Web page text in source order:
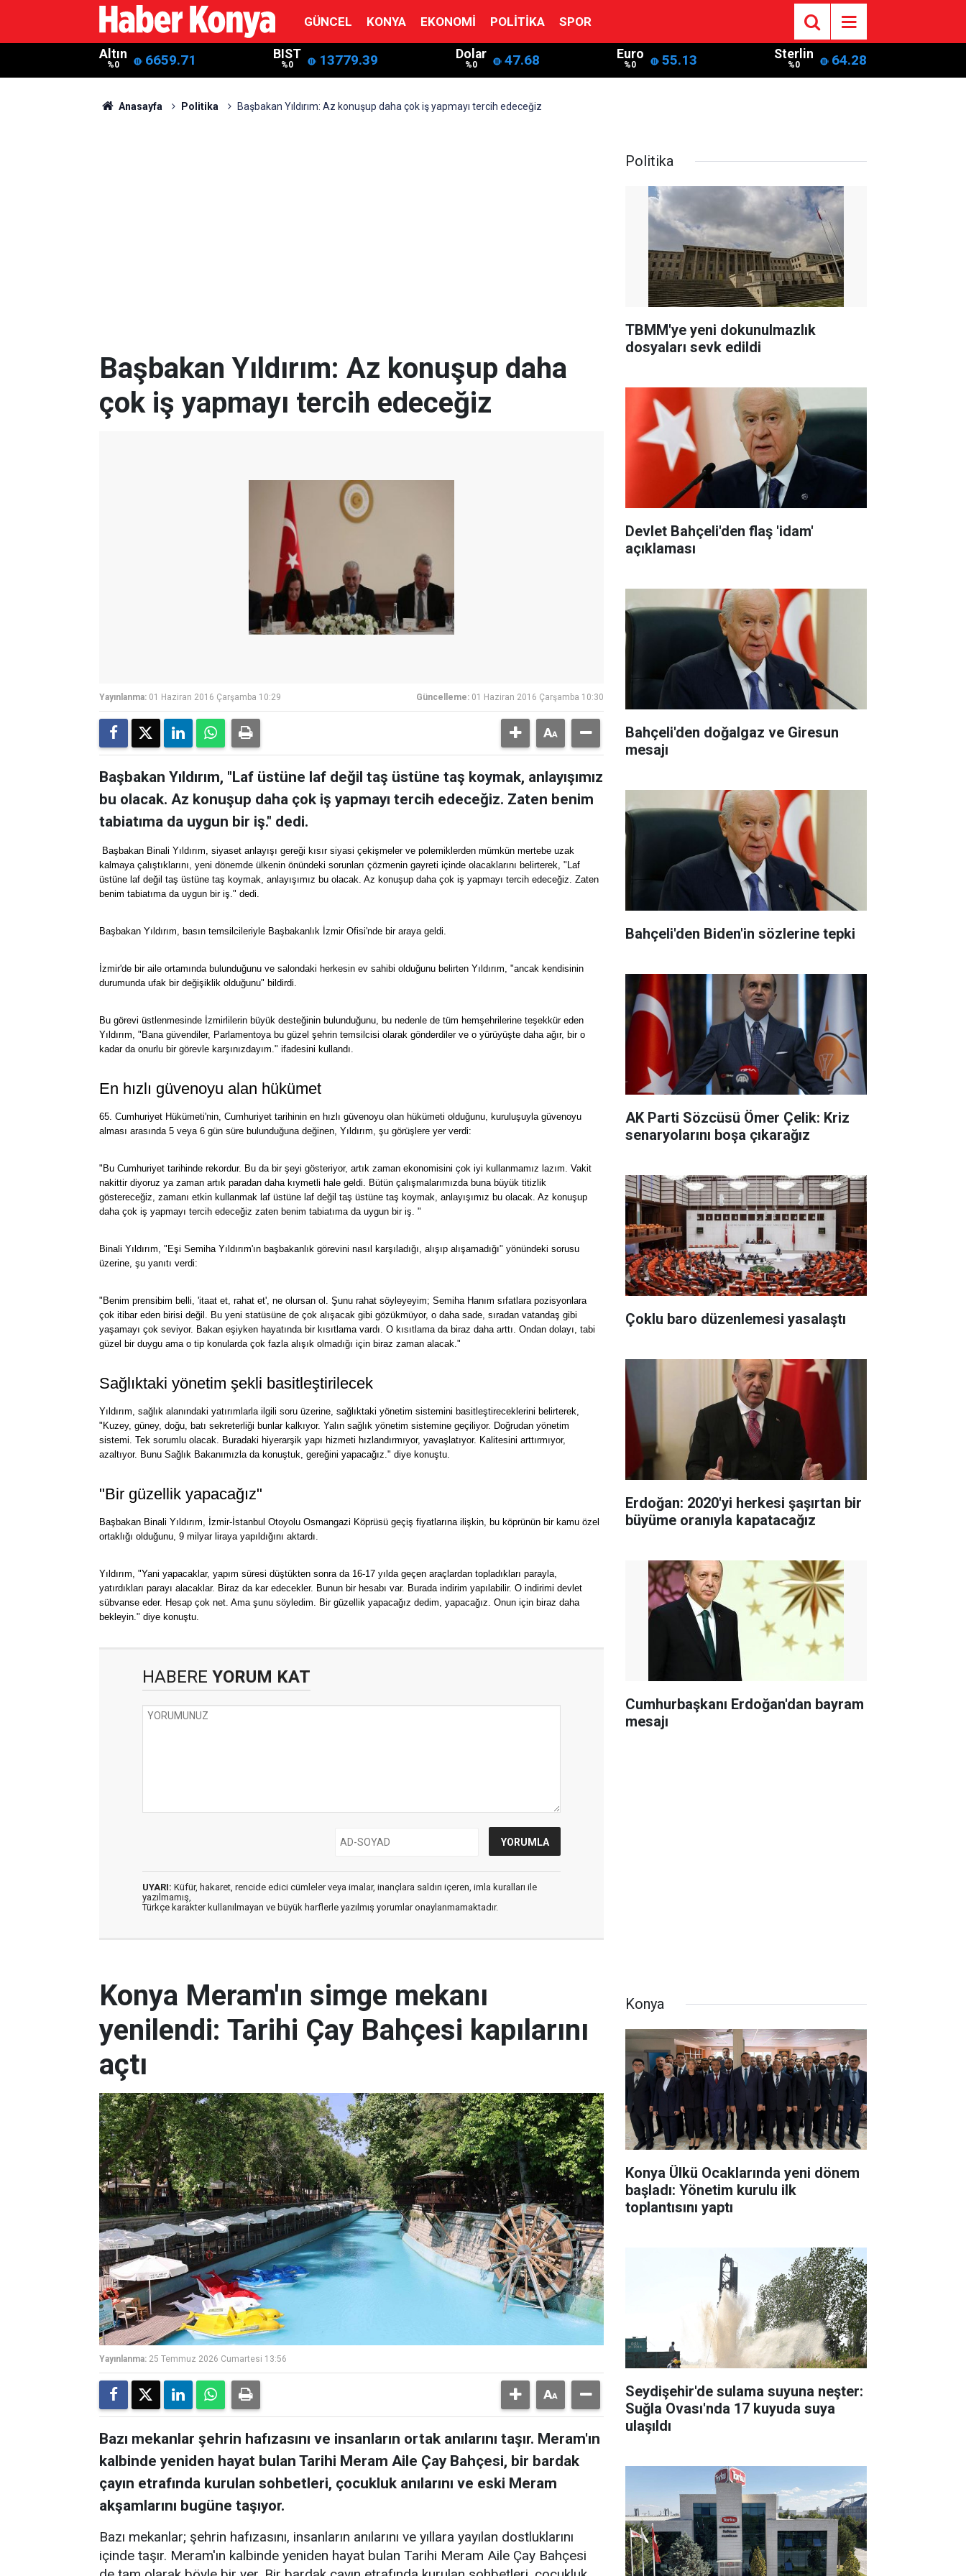
GÜNCEL KONYA EKONOMI POLITIKA SPOR
Altın
%0 6659.71 BIST
%0 13779.39 Dolar
%0 47.68 Euro
%0 55.13 Sterlin
%0 64.28
Anasayfa Politika Başbakan Yıldırım: Az konuşup daha çok iş yapmayı tercih edeceğiz
Başbakan Yıldırım: Az konuşup daha
çok iş yapmayı tercih edeceğiz
Yayınlanma: 01 Haziran 2016 Çarşamba 10:29 Güncelleme: 01 Haziran 2016 Çarşamba 10:30
Başbakan Yıldırım, "Laf üstüne laf değil taş üstüne taş koymak, anlayışımız
bu olacak. Az konuşup daha çok iş yapmayı tercih edeceğiz. Zaten benim
tabiatıma da uygun bir iş." dedi.
Başbakan Binali Yıldırım, siyaset anlayışı gereği kısır siyasi çekişmeler ve polemiklerden mümkün mertebe uzak
kalmaya çalıştıklarını, yeni dönemde ülkenin önündeki sorunları çözmenin gayreti içinde olacaklarını belirterek, "Laf
üstüne laf değil taş üstüne taş koymak, anlayışımız bu olacak. Az konuşup daha çok iş yapmayı tercih edeceğiz. Zaten
benim tabiatıma da uygun bir iş." dedi.
Başbakan Yıldırım, basın temsilcileriyle Başbakanlık İzmir Ofisi'nde bir araya geldi.
İzmir'de bir aile ortamında bulunduğunu ve salondaki herkesin ev sahibi olduğunu belirten Yıldırım, "ancak kendisinin
durumunda ufak bir değişiklik olduğunu" bildirdi.
Bu görevi üstlenmesinde İzmirlilerin büyük desteğinin bulunduğunu, bu nedenle de tüm hemşehrilerine teşekkür eden
Yıldırım, "Bana güvendiler, Parlamentoya bu güzel şehrin temsilcisi olarak gönderdiler ve o yürüyüşte daha ağır, bir o
kadar da onurlu bir görevle karşınızdayım." ifadesini kullandı.
En hızlı güvenoyu alan hükümet
65. Cumhuriyet Hükümeti'nin, Cumhuriyet tarihinin en hızlı güvenoyu olan hükümeti olduğunu, kuruluşuyla güvenoyu
alması arasında 5 veya 6 gün süre bulunduğuna değinen, Yıldırım, şu görüşlere yer verdi:
"Bu Cumhuriyet tarihinde rekordur. Bu da bir şeyi gösteriyor, artık zaman ekonomisini çok iyi kullanmamız lazım. Vakit
nakittir diyoruz ya zaman artık paradan daha kıymetli hale geldi. Bütün çalışmalarımızda buna büyük titizlik
göstereceğiz, zamanı etkin kullanmak laf üstüne laf değil taş üstüne taş koymak, anlayışımız bu olacak. Az konuşup
daha çok iş yapmayı tercih edeceğiz zaten benim tabiatıma da uygun bir iş. "
Binali Yıldırım, "Eşi Semiha Yıldırım'ın başbakanlık görevini nasıl karşıladığı, alışıp alışamadığı" yönündeki sorusu
üzerine, şu yanıtı verdi:
"Benim prensibim belli, 'itaat et, rahat et', ne olursan ol. Şunu rahat söyleyeyim; Semiha Hanım sıfatlara pozisyonlara
çok itibar eden birisi değil. Bu yeni statüsüne de çok alışacak gibi gözükmüyor, o daha sade, sıradan vatandaş gibi
yaşamayı çok seviyor. Bakan eşiyken hayatında bir kısıtlama vardı. O kısıtlama da biraz daha arttı. Ondan dolayı, tabi
güzel bir duygu ama o tip konularda çok fazla alışık olmadığı için biraz zaman alacak."
Sağlıktaki yönetim şekli basitleştirilecek
Yıldırım, sağlık alanındaki yatırımlarla ilgili soru üzerine, sağlıktaki yönetim sistemini basitleştireceklerini belirterek,
"Kuzey, güney, doğu, batı sekreterliği bunlar kalkıyor. Yalın sağlık yönetim sistemine geçiliyor. Doğrudan yönetim
sistemi. Tek sorumlu olacak. Buradaki hiyerarşik yapı hizmeti hızlandırmıyor, yavaşlatıyor. Kalitesini arttırmıyor,
azaltıyor. Bunu Sağlık Bakanımızla da konuştuk, gereğini yapacağız." diye konuştu.
"Bir güzellik yapacağız"
Başbakan Binali Yıldırım, İzmir-İstanbul Otoyolu Osmangazi Köprüsü geçiş fiyatlarına ilişkin, bu köprünün bir kamu özel
ortaklığı olduğunu, 9 milyar liraya yapıldığını aktardı.
Yıldırım, "Yani yapacaklar, yapım süresi düştükten sonra da 16-17 yılda geçen araçlardan topladıkları parayla,
yatırdıkları parayı alacaklar. Biraz da kar edecekler. Bunun bir hesabı var. Burada indirim yapılabilir. O indirimi devlet
sübvanse eder. Hesap çok net. Ama şunu söyledim. Bir güzellik yapacağız dedim, yapacağız. Onun için biraz daha
bekleyin." diye konuştu.
HABERE YORUM KAT
UYARI: Küfür, hakaret, rencide edici cümleler veya imalar, inançlara saldırı içeren, imla kuralları ile
yazılmamış,
Türkçe karakter kullanılmayan ve büyük harflerle yazılmış yorumlar onaylanmamaktadır.
Politika
TBMM'ye yeni dokunulmazlık
dosyaları sevk edildi
Devlet Bahçeli'den flaş 'idam'
açıklaması
Bahçeli'den doğalgaz ve Giresun
mesajı
Bahçeli'den Biden'in sözlerine tepki
AK Parti Sözcüsü Ömer Çelik: Kriz
senaryolarını boşa çıkarağız
Çoklu baro düzenlemesi yasalaştı
Erdoğan: 2020'yi herkesi şaşırtan bir
büyüme oranıyla kapatacağız
Cumhurbaşkanı Erdoğan'dan bayram
mesajı
Konya Meram'ın simge mekanı
yenilendi: Tarihi Çay Bahçesi kapılarını
açtı
Yayınlanma: 25 Temmuz 2026 Cumartesi 13:56
Bazı mekanlar şehrin hafızasını ve insanların ortak anılarını taşır. Meram'ın
kalbinde yeniden hayat bulan Tarihi Meram Aile Çay Bahçesi, bir bardak
çayın etrafında kurulan sohbetleri, çocukluk anılarını ve eski Meram
akşamlarını bugüne taşıyor.
Bazı mekanlar; şehrin hafızasını, insanların anılarını ve yıllara yayılan dostluklarını
içinde taşır. Meram'ın kalbinde yeniden hayat bulan Tarihi Meram Aile Çay Bahçesi
Konya
Konya Ülkü Ocaklarında yeni dönem
başladı: Yönetim kurulu ilk
toplantısını yaptı
Seydişehir'de sulama suyuna neşter:
Suğla Ovası'nda 17 kuyuda suya
ulaşıldı